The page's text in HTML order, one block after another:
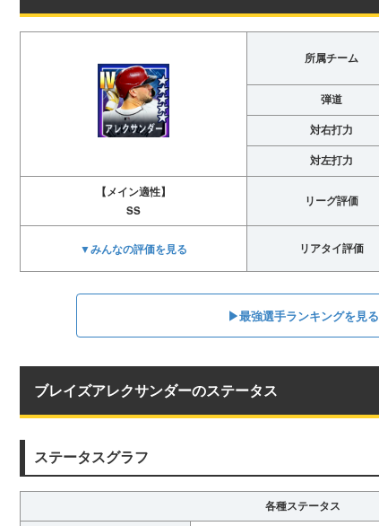
所属チーム
弾道
対右打力
対左打力
【メイン適性】
SS
リーグ評価
▼みんなの評価を見る リアタイ評価
▶︎最強選手ランキングを見る
ブレイズアレクサンダーのステータス
ステータスグラフ
各種ステータス